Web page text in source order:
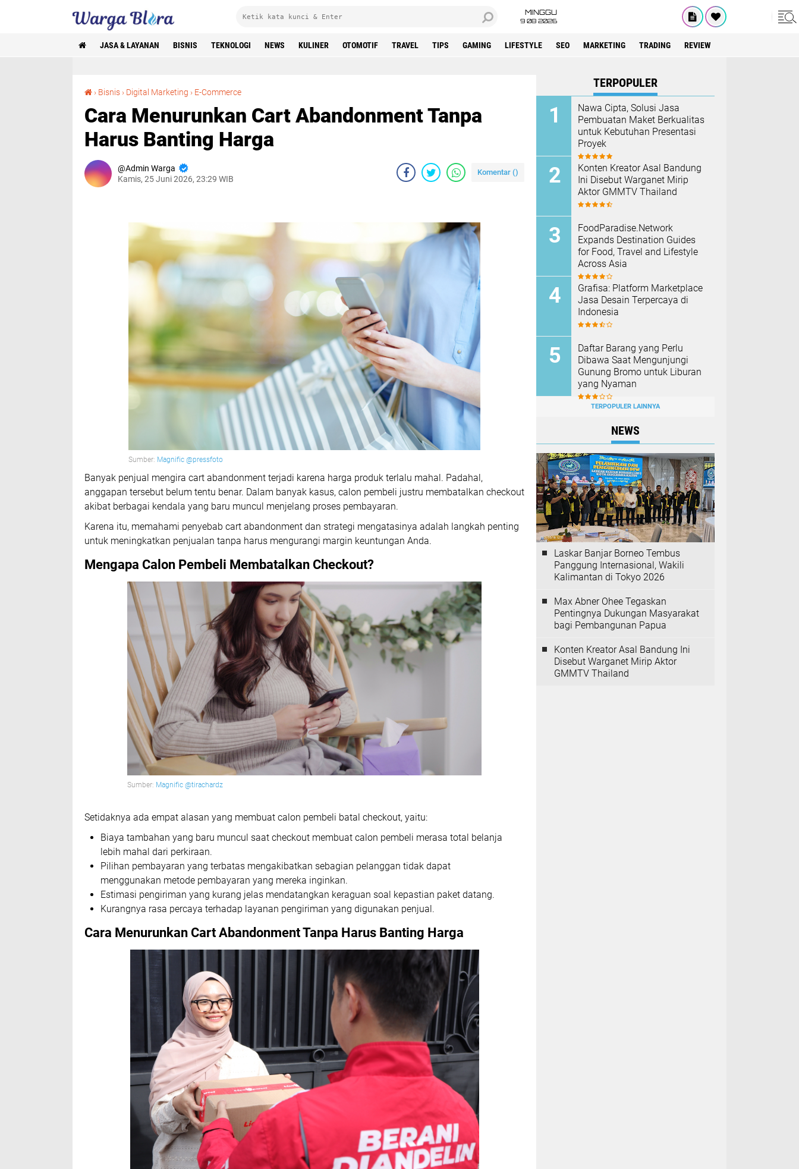
MINGGU
9 08 2026
JASA & LAYANAN BISNIS TEKNOLOGI NEWS KULINER OTOMOTIF TRAVEL TIPS GAMING LIFESTYLE SEO MARKETING TRADING REVIEW
› Bisnis › Digital Marketing › E-Commerce
Cara Menurunkan Cart Abandonment Tanpa
Harus Banting Harga
Admin Warga
Kamis, 25 Juni 2026, 23:29 WIB
Komentar ()
Sumber: Magnific @pressfoto
Banyak penjual mengira cart abandonment terjadi karena harga produk terlalu mahal. Padahal,
anggapan tersebut belum tentu benar. Dalam banyak kasus, calon pembeli justru membatalkan checkout
akibat berbagai kendala yang baru muncul menjelang proses pembayaran.
Karena itu, memahami penyebab cart abandonment dan strategi mengatasinya adalah langkah penting
untuk meningkatkan penjualan tanpa harus mengurangi margin keuntungan Anda.
Mengapa Calon Pembeli Membatalkan Checkout?
Sumber: Magnific @tirachardz
Setidaknya ada empat alasan yang membuat calon pembeli batal checkout, yaitu:
Biaya tambahan yang baru muncul saat checkout membuat calon pembeli merasa total belanja
lebih mahal dari perkiraan.
Pilihan pembayaran yang terbatas mengakibatkan sebagian pelanggan tidak dapat
menggunakan metode pembayaran yang mereka inginkan.
Estimasi pengiriman yang kurang jelas mendatangkan keraguan soal kepastian paket datang.
Kurangnya rasa percaya terhadap layanan pengiriman yang digunakan penjual.
Cara Menurunkan Cart Abandonment Tanpa Harus Banting Harga
TERPOPULER
Nawa Cipta, Solusi Jasa
Pembuatan Maket Berkualitas
untuk Kebutuhan Presentasi
Proyek
Konten Kreator Asal Bandung
Ini Disebut Warganet Mirip
Aktor GMMTV Thailand
FoodParadise.Network
Expands Destination Guides
for Food, Travel and Lifestyle
Across Asia
Grafisa: Platform Marketplace
Jasa Desain Terpercaya di
Indonesia
Daftar Barang yang Perlu
Dibawa Saat Mengunjungi
Gunung Bromo untuk Liburan
yang Nyaman
TERPOPULER LAINNYA
NEWS
Laskar Banjar Borneo Tembus
Panggung Internasional, Wakili
Kalimantan di Tokyo 2026
Max Abner Ohee Tegaskan
Pentingnya Dukungan Masyarakat
bagi Pembangunan Papua
Konten Kreator Asal Bandung Ini
Disebut Warganet Mirip Aktor
GMMTV Thailand